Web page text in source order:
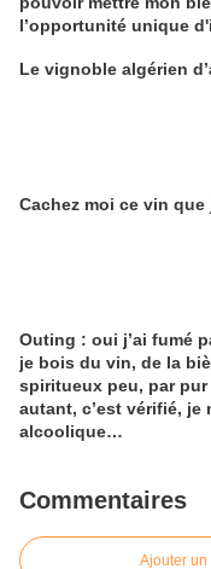
l’opportunité unique
Alain Edouard
Le vignoble algérien
Cachez moi ce vin
Outing : oui j’ai fumé
je bois du vin, de la
spiritueux peu, par
autant, c’est vérifié, je
alcoolique…
Commentaires
Ajouter un